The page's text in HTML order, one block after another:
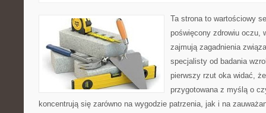
Ta strona to wartościowy
poświęcony zdrowiu oczu,
zajmują zagadnienia
specjalisty od badania
pierwszy rzut oka widać,
przygotowana z myślą o
koncentrują się zarówno na wygodzie patrzenia, jak i na